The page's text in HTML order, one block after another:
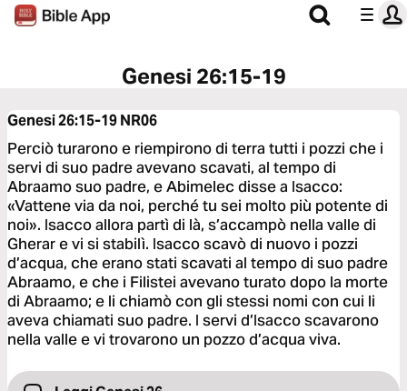
Genesi 26:15-19
Genesi 26:15-19NR06
Perciò turarono e riempirono di terra tutti i pozzi che i
servi di suo padre avevano scavati, al tempo di
Abraamo suo padre, e Abimelec disse a Isacco:
«Vattene via da noi, perché tu sei molto più potente di
noi». Isacco allora partì di là, s’accampò nella valle di
Gherar e vi si stabilì. Isacco scavò di nuovo i pozzi
d’acqua, che erano stati scavati al tempo di suo padre
Abraamo, e che i Filistei avevano turato dopo la morte
di Abraamo; e li chiamò con gli stessi nomi con cui li
aveva chiamati suo padre. I servi d’Isacco scavarono
nella valle e vi trovarono un pozzo d’acqua viva.